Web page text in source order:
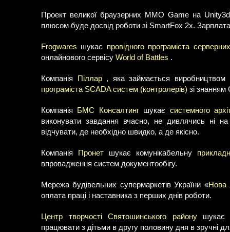
Проект великої браузерних MMO Game на
плюсом буде досвід роботи зі SmartFox 2x.
Frogwares шукає провідного програміста
онлайнового сервісу World of Battles .
Компанія Піллар, яка займається виробництвом
програміста SCADA систем (контролерів) зі
Компанія БМС Консалтингшукає системного
виконувати завдання вчасно, не дивлячись ні
відчувати, де необхідно швидко, а де якісно.
Компанія Пронетшукає комунікабельну
впровадження систем документообігу.
Мережа будівельних супермаркетів України «Нова
оплата праці і наставника з перших днів роботи.
Центр творчості Святошинського районушукає
працювати з дітьми в другу половину дня в зручні